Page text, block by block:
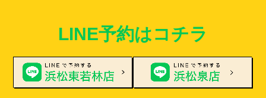
LINE予約はコチラ